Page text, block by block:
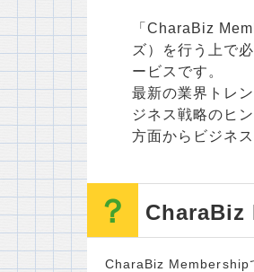
「CharaBiz
ズ）を行う上で
ービスです。
最新の業界トレ
ジネス戦略のヒ
方面からビジネ
CharaBiz
CharaBiz Membership